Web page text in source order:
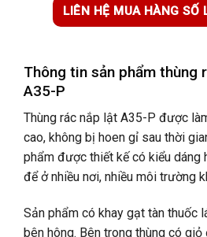
LIÊN HỆ MUA HÀNG SỐ
Thông tin sản phẩm thùng
A35-P
Thùng rác nắp lật A35-P được
cao, không bị hoen gỉ sau thời
phẩm được thiết kế có kiểu dáng
để ở nhiều nơi, nhiều môi trường
Sản phẩm có khay gạt tàn thuốc
bên hông. Bên trong thùng có